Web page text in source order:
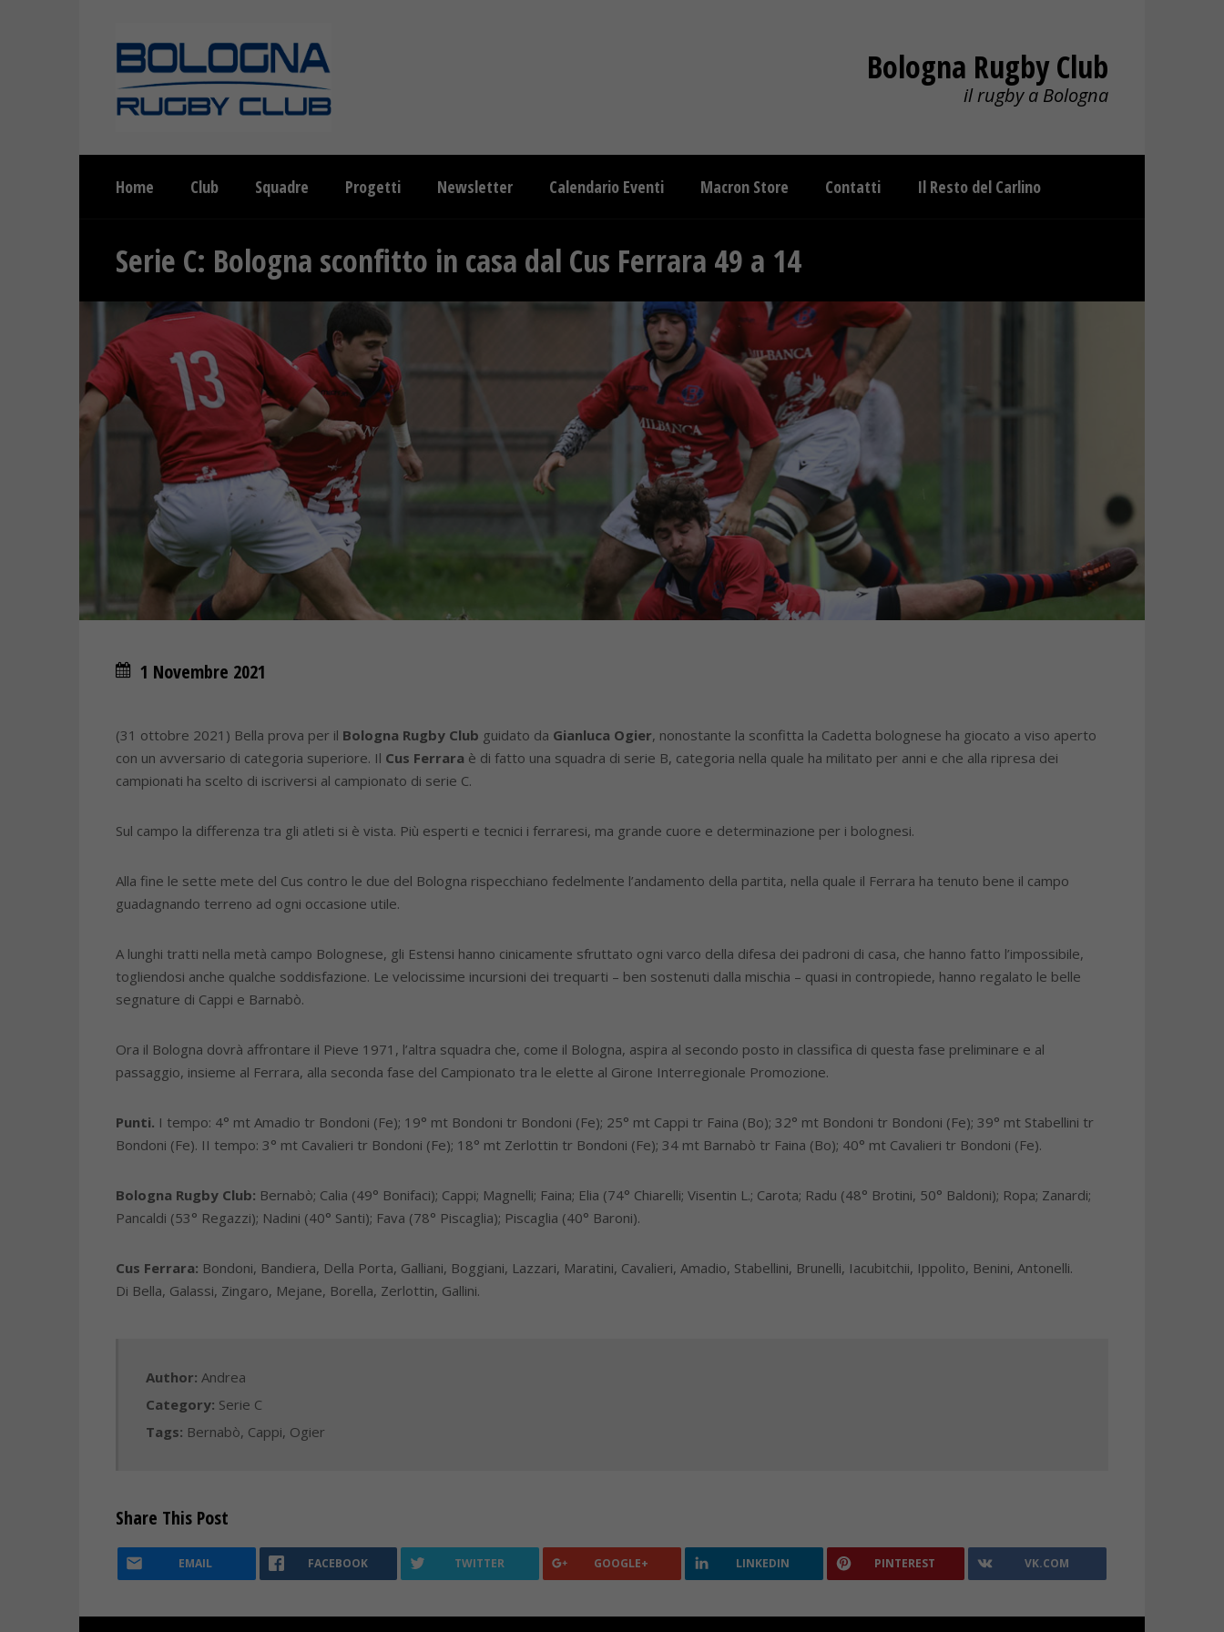
Bologna Rugby Club
il rugby a Bologna
Home Club Squadre Progetti Newsletter Calendario Eventi Macron Store Contatti Il Resto del Carlino
Serie C: Bologna sconfitto in casa dal Cus Ferrara 49 a 14
1 Novembre 2021
(31 ottobre 2021) Bella prova per il Bologna Rugby Club guidato da Gianluca Ogier, nonostante la sconfitta la Cadetta bolognese ha giocato a viso aperto
con un avversario di categoria superiore. Il Cus Ferrara è di fatto una squadra di serie B, categoria nella quale ha militato per anni e che alla ripresa dei
campionati ha scelto di iscriversi al campionato di serie C.
Sul campo la differenza tra gli atleti si è vista. Più esperti e tecnici i ferraresi, ma grande cuore e determinazione per i bolognesi.
Alla fine le sette mete del Cus contro le due del Bologna rispecchiano fedelmente l’andamento della partita, nella quale il Ferrara ha tenuto bene il campo
guadagnando terreno ad ogni occasione utile.
A lunghi tratti nella metà campo Bolognese, gli Estensi hanno cinicamente sfruttato ogni varco della difesa dei padroni di casa, che hanno fatto l’impossibile,
togliendosi anche qualche soddisfazione. Le velocissime incursioni dei trequarti – ben sostenuti dalla mischia – quasi in contropiede, hanno regalato le belle
segnature di Cappi e Barnabò.
Ora il Bologna dovrà affrontare il Pieve 1971, l’altra squadra che, come il Bologna, aspira al secondo posto in classifica di questa fase preliminare e al
passaggio, insieme al Ferrara, alla seconda fase del Campionato tra le elette al Girone Interregionale Promozione.
Punti. I tempo: 4° mt Amadio tr Bondoni (Fe); 19° mt Bondoni tr Bondoni (Fe); 25° mt Cappi tr Faina (Bo); 32° mt Bondoni tr Bondoni (Fe); 39° mt Stabellini tr
Bondoni (Fe). II tempo: 3° mt Cavalieri tr Bondoni (Fe); 18° mt Zerlottin tr Bondoni (Fe); 34 mt Barnabò tr Faina (Bo); 40° mt Cavalieri tr Bondoni (Fe).
Bologna Rugby Club: Bernabò; Calia (49° Bonifaci); Cappi; Magnelli; Faina; Elia (74° Chiarelli; Visentin L.; Carota; Radu (48° Brotini, 50° Baldoni); Ropa; Zanardi;
Pancaldi (53° Regazzi); Nadini (40° Santi); Fava (78° Piscaglia); Piscaglia (40° Baroni).
Cus Ferrara: Bondoni, Bandiera, Della Porta, Galliani, Boggiani, Lazzari, Maratini, Cavalieri, Amadio, Stabellini, Brunelli, Iacubitchii, Ippolito, Benini, Antonelli.
Di Bella, Galassi, Zingaro, Mejane, Borella, Zerlottin, Gallini.
Author: Andrea
Category: Serie C
Tags: Bernabò, Cappi, Ogier
Share This Post
EMAIL FACEBOOK TWITTER GOOGLE+ LINKEDIN PINTEREST VK.COM